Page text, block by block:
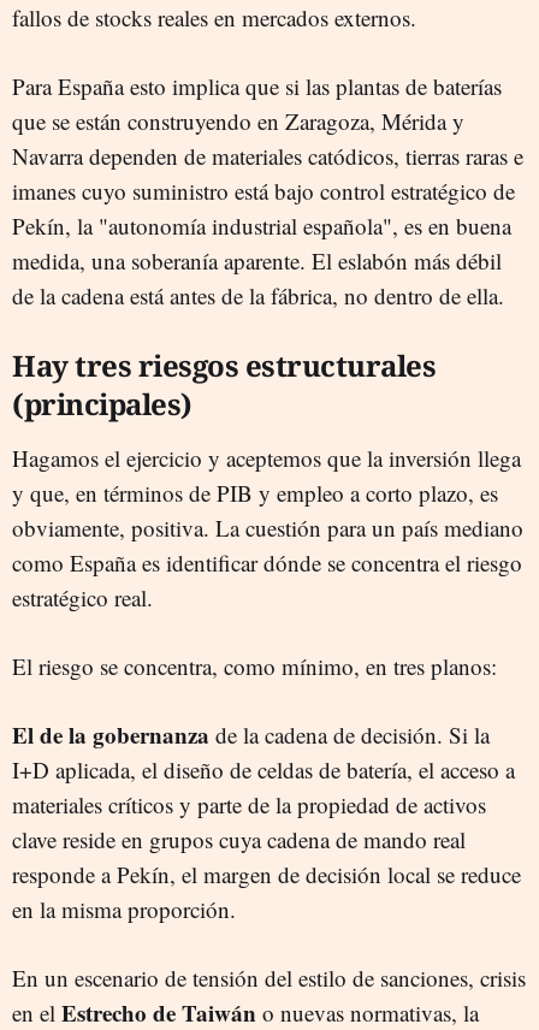
fallos de stocks reales en mercados externos.
Para España esto implica que si las plantas de baterías
que se están construyendo en Zaragoza, Mérida y
Navarra dependen de materiales catódicos, tierras raras e
imanes cuyo suministro está bajo control estratégico de
Pekín, la "autonomía industrial española", es en buena
medida, una soberanía aparente. El eslabón más débil
de la cadena está antes de la fábrica, no dentro de ella.
Hay tres riesgos estructurales
(principales)
Hagamos el ejercicio y aceptemos que la inversión llega
y que, en términos de PIB y empleo a corto plazo, es
obviamente, positiva. La cuestión para un país mediano
como España es identificar dónde se concentra el riesgo
estratégico real.
El riesgo se concentra, como mínimo, en tres planos:
El de la gobernanza de la cadena de decisión. Si la
I+D aplicada, el diseño de celdas de batería, el acceso a
materiales críticos y parte de la propiedad de activos
clave reside en grupos cuya cadena de mando real
responde a Pekín, el margen de decisión local se reduce
en la misma proporción.
En un escenario de tensión del estilo de sanciones, crisis
en el Estrecho de Taiwán o nuevas normativas, la